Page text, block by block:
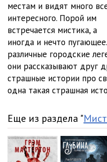
местам и видят много
интересного. Порой им
встречается мистика, а
иногда и нечто
различные городские
они рассказывают друг
страшные истории про
одна такая страшная
Еще из раздела "